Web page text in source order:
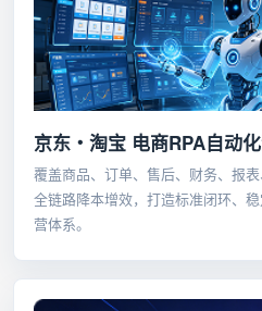
京东・淘宝 电商RPA自动
覆盖商品、订单、售后、财务、报
全链路降本增效，打造标准闭环、
营体系。